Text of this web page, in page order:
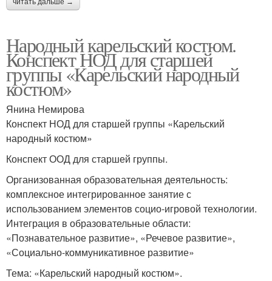
читать дальше →
Народный карельский костюм.
Конспект НОД для старшей
группы «Карельский народный
костюм»
Янина Немирова
Конспект НОД для старшей группы «Карельский
народный костюм»
Конспект ООД для старшей группы.
Организованная образовательная деятельность:
комплексное интегрированное занятие с
использованием элементов социо-игровой технологии.
Интеграция в образовательные области:
«Познавательное развитие», «Речевое развитие»,
«Социально-коммуникативное развитие»
Тема: «Карельский народный костюм».